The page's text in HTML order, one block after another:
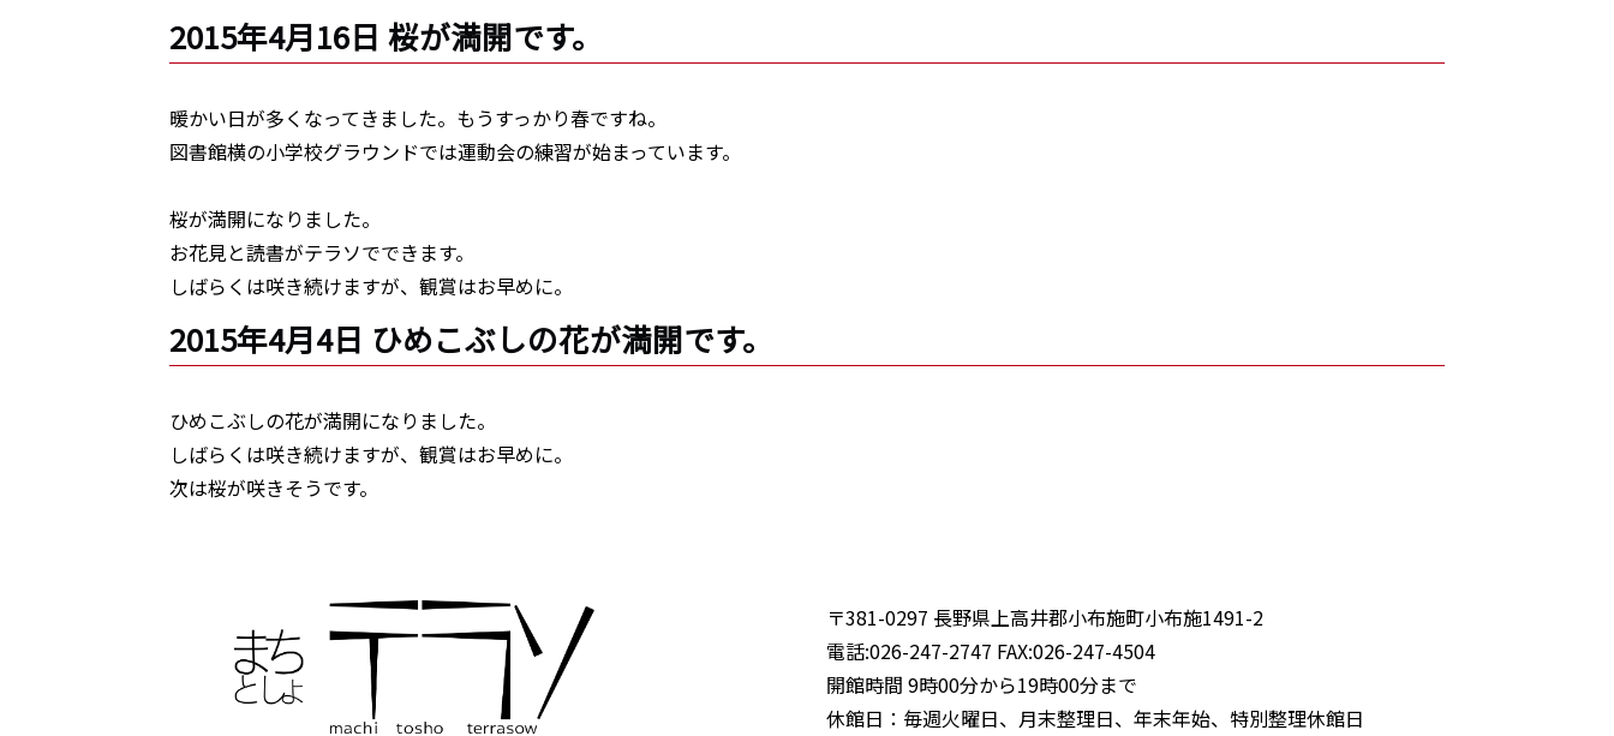
2015年4月16日 桜が満開です。
暖かい日が多くなってきました。もうすっかり春ですね。
図書館横の小学校グラウンドでは運動会の練習が始まっています。
桜が満開になりました。
お花見と読書がテラソでできます。
しばらくは咲き続けますが、観賞はお早めに。
2015年4月4日 ひめこぶしの花が満開です。
ひめこぶしの花が満開になりました。
しばらくは咲き続けますが、観賞はお早めに。
次は桜が咲きそうです。
〒381-0297 長野県上高井郡小布施町小布施1491-2
電話:026-247-2747 FAX:026-247-4504
開館時間 9時00分から19時00分まで
休館日：毎週火曜日、月末整理日、年末年始、特別整理休館日